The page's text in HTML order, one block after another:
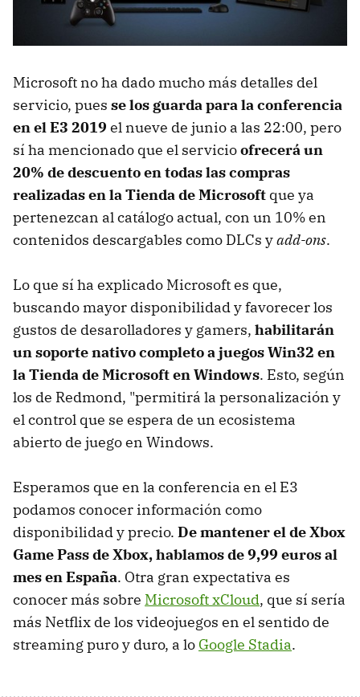
Microsoft no ha dado mucho más detalles del
servicio, pues se los guarda para la conferencia
en el E3 2019 el nueve de junio a las 22:00, pero
sí ha mencionado que el servicioofrecerá un
20% de descuento en todas las compras
realizadas en la Tienda de Microsoft que ya
pertenezcan al catálogo actual, con un 10% en
contenidos descargables como DLCs yadd-ons.
Lo que sí ha explicado Microsoft es que,
buscando mayor disponibilidad y favorecer los
gustos de desarolladores y gamers, habilitarán
un soporte nativo completo a juegos Win32 en
la Tienda de Microsoft en Windows. Esto, según
los de Redmond, "permitirá la personalización y
el control que se espera de un ecosistema
abierto de juego en Windows.
Esperamos que en la conferencia en el E3
podamos conocer información como
disponibilidad y precio. De mantener el de Xbox
Game Pass de Xbox, hablamos de 9,99 euros al
mes en España. Otra gran expectativa es
conocer más sobre Microsoft xCloud, que sí sería
más Netflix de los videojuegos en el sentido de
streaming puro y duro, a lo Google Stadia.